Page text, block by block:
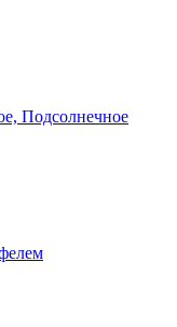
Подсолнечное